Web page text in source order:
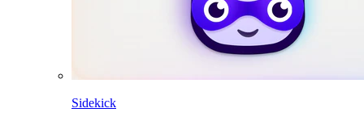
Sidekick